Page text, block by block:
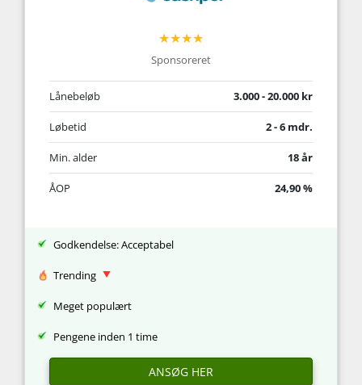
★★★★
Sponsoreret
Lånebeløb 3.000 - 20.000 kr
Løbetid 2 - 6 mdr.
Min. alder 18 år
ÅOP 24,90 %
Godkendelse: Acceptabel
Trending
Meget populært
Pengene inden 1 time
ANSØG HER